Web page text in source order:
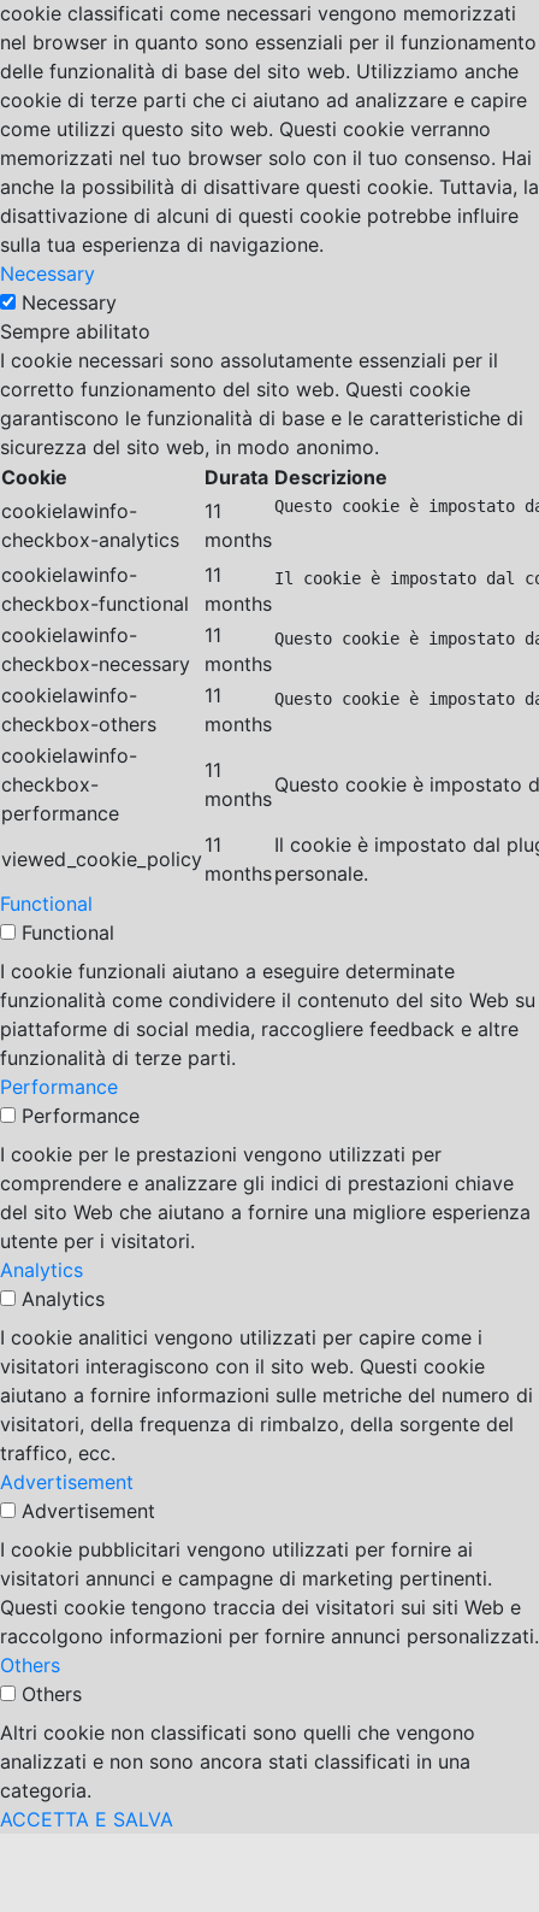
cookie classificati come necessari vengono memorizzati
nel browser in quanto sono essenziali per il funzionamento
delle funzionalità di base del sito web. Utilizziamo anche
cookie di terze parti che ci aiutano ad analizzare e capire
come utilizzi questo sito web. Questi cookie verranno
memorizzati nel tuo browser solo con il tuo consenso. Hai
anche la possibilità di disattivare questi cookie. Tuttavia, la
disattivazione di alcuni di questi cookie potrebbe influire
sulla tua esperienza di navigazione.
Necessary
Necessary
Sempre abilitato
I cookie necessari sono assolutamente essenziali per il
corretto funzionamento del sito web. Questi cookie
garantiscono le funzionalità di base e le caratteristiche di
sicurezza del sito web, in modo anonimo.
Cookie
Durata Descrizione
cookielawinfo-
checkbox-analytics
11
months
Questo cookie è
cookielawinfo-
checkbox-functional
11
months
Il cookie è impostato dal
cookielawinfo-
checkbox-necessary
11
months
Questo cookie è impostato
cookielawinfo-
checkbox-others
11
months
Questo cookie è
cookielawinfo-
checkbox-
performance
11
months
Questo cookie è impostato
viewed_cookie_policy
11
months
Il cookie è impostato dal
personale.
Functional
Functional
I cookie funzionali aiutano a eseguire determinate
funzionalità come condividere il contenuto del sito Web su
piattaforme di social media, raccogliere feedback e altre
funzionalità di terze parti.
Performance
Performance
I cookie per le prestazioni vengono utilizzati per
comprendere e analizzare gli indici di prestazioni chiave
del sito Web che aiutano a fornire una migliore esperienza
utente per i visitatori.
Analytics
Analytics
I cookie analitici vengono utilizzati per capire come i
visitatori interagiscono con il sito web. Questi cookie
aiutano a fornire informazioni sulle metriche del numero di
visitatori, della frequenza di rimbalzo, della sorgente del
traffico, ecc.
Advertisement
Advertisement
I cookie pubblicitari vengono utilizzati per fornire ai
visitatori annunci e campagne di marketing pertinenti.
Questi cookie tengono traccia dei visitatori sui siti Web e
raccolgono informazioni per fornire annunci personalizzati.
Others
Others
Altri cookie non classificati sono quelli che vengono
analizzati e non sono ancora stati classificati in una
categoria.
ACCETTA E SALVA